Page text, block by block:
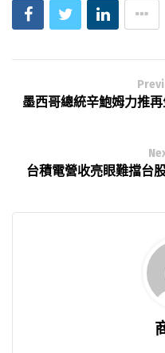
墨西哥總統辛鮑姆力推
台積電營收亮眼難擋台